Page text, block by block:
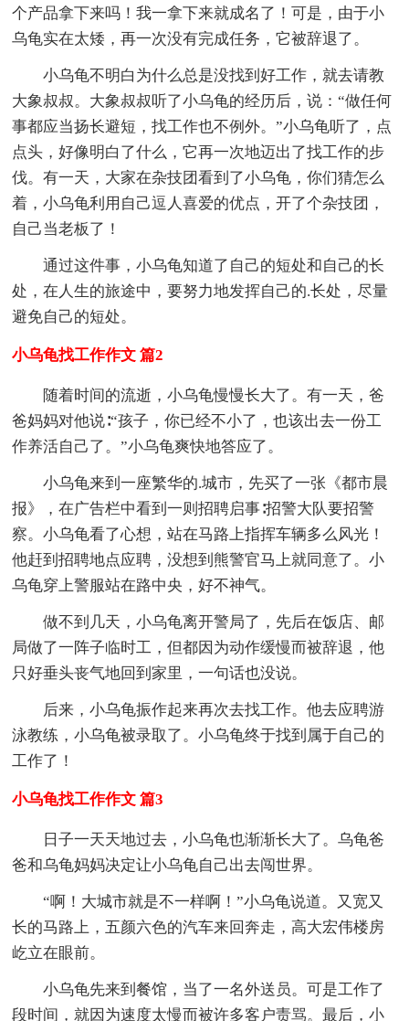
个产品拿下来吗！我一拿下来就成名了！可是，由于小
乌龟实在太矮，再一次没有完成任务，它被辞退了。
小乌龟不明白为什么总是没找到好工作，就去请教
大象叔叔。大象叔叔听了小乌龟的经历后，说：“做任何
事都应当扬长避短，找工作也不例外。”小乌龟听了，点
点头，好像明白了什么，它再一次地迈出了找工作的步
伐。有一天，大家在杂技团看到了小乌龟，你们猜怎么
着，小乌龟利用自己逗人喜爱的优点，开了个杂技团，
自己当老板了！
通过这件事，小乌龟知道了自己的短处和自己的长
处，在人生的旅途中，要努力地发挥自己的.长处，尽量
避免自己的短处。
小乌龟找工作作文 篇2
随着时间的流逝，小乌龟慢慢长大了。有一天，爸
爸妈妈对他说∶“孩子，你已经不小了，也该出去一份工
作养活自己了。”小乌龟爽快地答应了。
小乌龟来到一座繁华的.城市，先买了一张《都市晨
报》，在广告栏中看到一则招聘启事∶招警大队要招警
察。小乌龟看了心想，站在马路上指挥车辆多么风光！
他赶到招聘地点应聘，没想到熊警官马上就同意了。小
乌龟穿上警服站在路中央，好不神气。
做不到几天，小乌龟离开警局了，先后在饭店、邮
局做了一阵子临时工，但都因为动作缓慢而被辞退，他
只好垂头丧气地回到家里，一句话也没说。
后来，小乌龟振作起来再次去找工作。他去应聘游
泳教练，小乌龟被录取了。小乌龟终于找到属于自己的
工作了！
小乌龟找工作作文 篇3
日子一天天地过去，小乌龟也渐渐长大了。乌龟爸
爸和乌龟妈妈决定让小乌龟自己出去闯世界。
“啊！大城市就是不一样啊！”小乌龟说道。又宽又
长的马路上，五颜六色的汽车来回奔走，高大宏伟楼房
屹立在眼前。
小乌龟先来到餐馆，当了一名外送员。可是工作了
段时间，就因为速度太慢而被许多客户责骂。最后，小